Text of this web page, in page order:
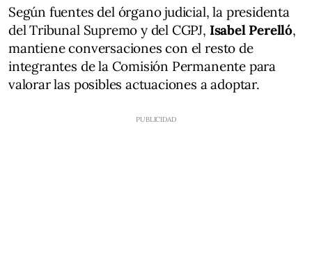
Según fuentes del órgano judicial, la presidenta
del Tribunal Supremo y del CGPJ, Isabel Perelló,
mantiene conversaciones con el resto de
integrantes de la Comisión Permanente para
valorar las posibles actuaciones a adoptar.